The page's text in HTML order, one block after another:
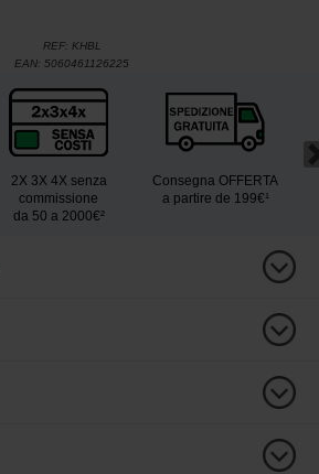
REF: KHBL
EAN: 5060461126225
2X 3X 4X senza
commissione
da 50 a 2000€²
Consegna OFFERTA
a partire de 199€¹